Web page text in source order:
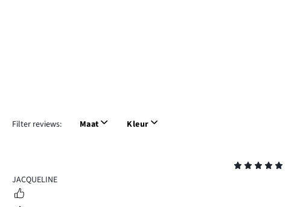
Filter reviews: Maat Kleur
5
JACQUELINE